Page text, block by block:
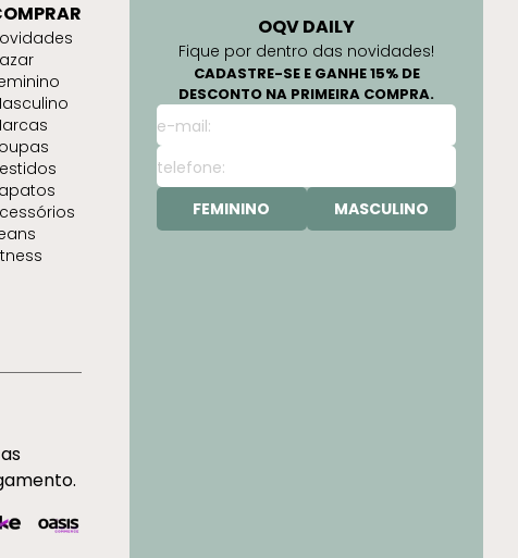
OQV DAILY
Fique por dentro das novidades!
CADASTRE-SE E GANHE 15% DE
DESCONTO NA PRIMEIRA COMPRA.
FEMININO MASCULINO